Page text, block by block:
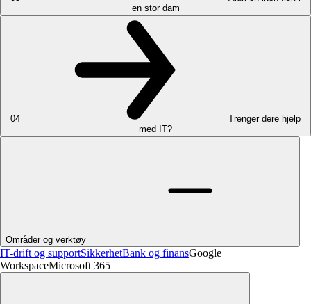
en stor dam
04
Trenger dere hjelp
med IT?
Områder og verktøy
IT-drift og supportSikkerhetBank og finansGoogle
WorkspaceMicrosoft 365